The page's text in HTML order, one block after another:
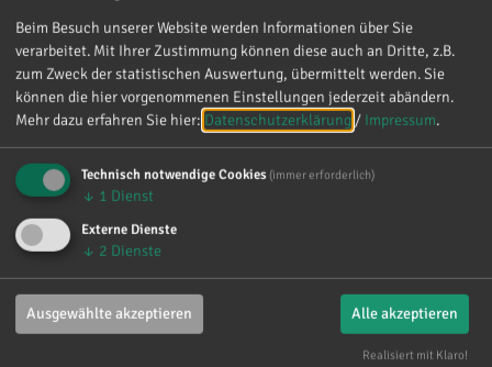
Reinhard Brandl
vor 3 Tagen via facebook
Mein meistgenutztes Wort am Samstag war:
„Danke!“ 😊 Vielen Dank für die zahlreichen
Glückwünsche, Nachrichten, Anrufe und die
vielen lieben Worte. Ich habe mich wirklich
über jede einzelne Aufmerksamkeit gefreut. Es
ist alles andere als selbstverständlich, dass sich
so viele Menschen die Zeit nehmen, an einen zu
denken. Umso mehr weiß ich das zu schätzen.
Beim Besuch unserer Website werden Informationen über Sie
verarbeitet. Mit Ihrer Zustimmung können diese auch an Dritte, z.B.
zum Zweck der statistischen Auswertung, übermittelt werden. Sie
können die hier vorgenommenen Einstellungen jederzeit abändern.
Mehr dazu erfahren Sie hier: Datenschutzerklärung / Impressum.
Technisch notwendige Cookies (immer erforderlich)
↓ 1 Dienst
Externe Dienste
↓ 2 Dienste
Ausgewählte akzeptieren Alle akzeptieren
Realisiert mit Klaro!